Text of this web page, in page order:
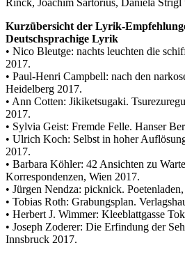
Kurzübersicht der Lyrik-
Deutschsprachige Lyrik
• Nico Bleutge: nachts leuchten die
2017.
• Paul-Henri Campbell: nach den
Heidelberg 2017.
• Ann Cotten: Jikiketsugaki.
2017.
• Sylvia Geist: Fremde Felle. Hanser
• Ulrich Koch: Selbst in hoher
2017.
• Barbara Köhler: 42 Ansichten zu
Korrespondenzen, Wien 2017.
• Jürgen Nendza: picknick.
• Tobias Roth: Grabungsplan.
• Herbert J. Wimmer: Kleeblattgasse
• Joseph Zoderer: Die Erfindung der
Innsbruck 2017.